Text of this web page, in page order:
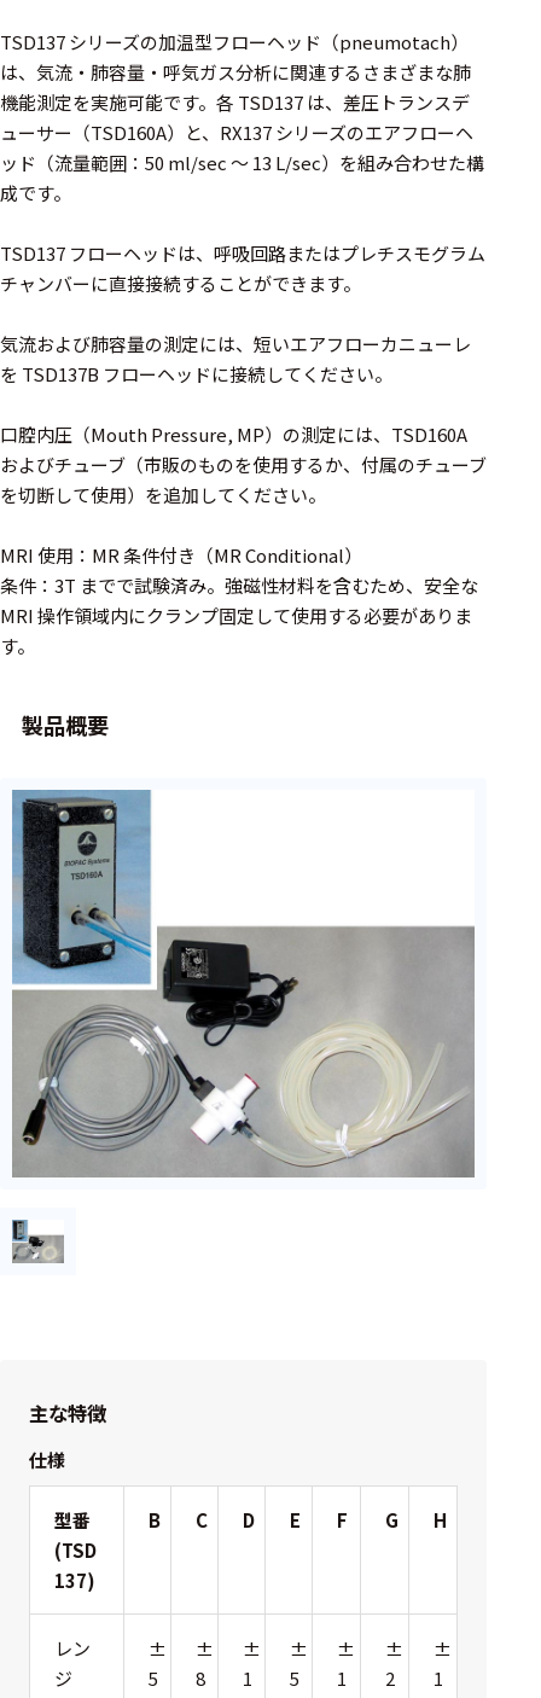
デバイス
周辺機器
基幹シス
テム
通信・接続関連
刺激装置
トリガー
コネクタ
ケーブル
リード線
インター
フェース
スイッチ
センサ・信号処
理関連
信号処理
センサ
モジュー
ル
アンプ
フィルタ
ソフトウ
機器
アイトラ
計測機器
トランス
デューサ
TSD137 シリーズの加温型フローヘッド（pneumotach）
は、気流・肺容量・呼気ガス分析に関連するさまざまな肺
機能測定を実施可能です。各 TSD137 は、差圧トランスデ
ューサー（TSD160A）と、RX137 シリーズのエアフローヘ
ッド（流量範囲：50 ml/sec ～ 13 L/sec）を組み合わせた構
成です。
TSD137 フローヘッドは、呼吸回路またはプレチスモグラム
チャンバーに直接接続することができます。
気流および肺容量の測定には、短いエアフローカニューレ
を TSD137B フローヘッドに接続してください。
口腔内圧（Mouth Pressure, MP）の測定には、TSD160A
およびチューブ（市販のものを使用するか、付属のチューブ
を切断して使用）を追加してください。
MRI 使用：MR 条件付き（MR Conditional）
条件：3T までで試験済み。強磁性材料を含むため、安全な
MRI 操作領域内にクランプ固定して使用する必要がありま
す。
製品概要
主な特徴
仕様
型番
(TSD
137)
B C D E F G H
レン
ジ
±
5
±
8
±
1
±
5
±
1
±
2
±
1